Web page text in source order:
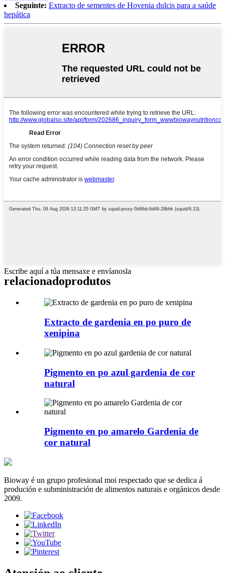
Seguinte: Extracto de sementes de Hovenia dulcis para a saúde
hepática
Escribe aquí a túa mensaxe e envíanosla
relacionadoprodutos
Extracto de gardenia en po puro de
xenipina
Pigmento en po azul gardenia de cor
natural
Pigmento en po amarelo Gardenia de
cor natural
Bioway é un grupo profesional moi respectado que se dedica á
produción e subministración de alimentos naturais e orgánicos desde
2009.